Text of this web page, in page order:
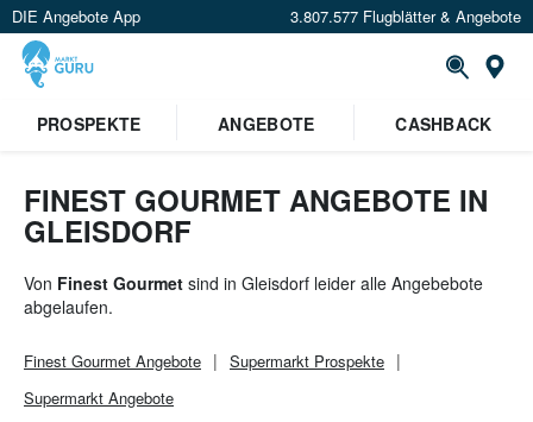
DIE Angebote App 3.807.577 Flugblätter & Angebote
PROSPEKTE ANGEBOTE CASHBACK
FINEST GOURMET ANGEBOTE IN
GLEISDORF
Von Finest Gourmet sind in Gleisdorf leider alle Angebebote
abgelaufen.
Finest Gourmet Angebote Supermarkt Prospekte
Supermarkt Angebote